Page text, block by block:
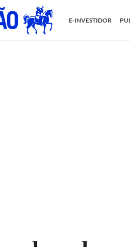
E-INVESTIDOR